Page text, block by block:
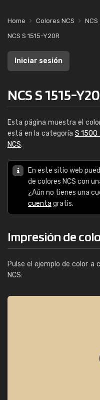
Home Colores NCS NCS
NCS S 1515-Y20R
Iniciar sesión
NCS S 1515-
Esta página muestra el
está en la categoría S 1500
NCS.
En este sitio web
de colores NCS con
¿Aún no tienes una
cuenta gratis.
Impresión de
Pulse el ejemplo de color a
NCS: